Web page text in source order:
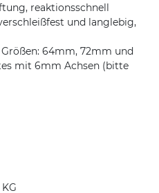
reaktionsschnell
und langlebig,
64mm, 72mm und
mit 6mm Achsen (bitte